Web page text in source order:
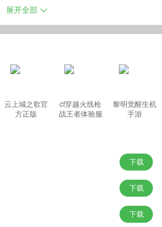
前作《怪物x联盟》的世界观剧情设定
、自由探索模式，让玩家从宠物、剧
的养成游戏。
特色
盟》拥有更多的宠物，而每一位宠物
的能力和外形。对于收集控来说，海量
乐趣之一。玩家从收集宠物开始，慢慢
物身上的烙印都是独一无二的。正是由
忠实玩家表示对自己在游戏里饲养的可
系现实与虚拟的真实情感，才是养成
展开全部
云上城之歌官
方正版
cf穿越火线枪
战王者体验服
黎明觉醒生机
手游
下载
下载
下载